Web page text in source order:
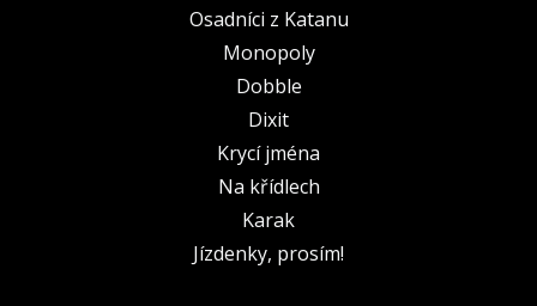
Osadníci z Katanu
Monopoly
Dobble
Dixit
Krycí jména
Na křídlech
Karak
Jízdenky, prosím!